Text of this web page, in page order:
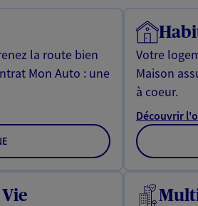
la route bien
Mon Auto : une
Votre
Maison
à coeur.
Découvrir